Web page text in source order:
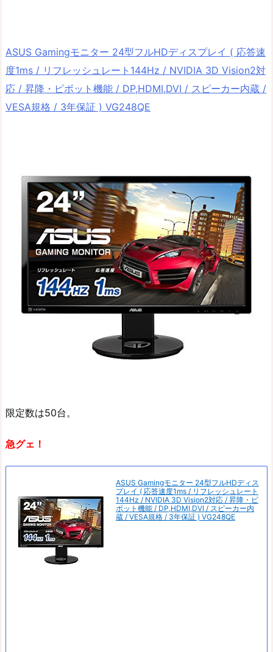
ASUS Gamingモニター 24型フルHDディスプレイ ( 応答速
度1ms / リフレッシュレート144Hz / NVIDIA 3D Vision2対
応 / 昇降・ピボット機能 / DP,HDMI,DVI / スピーカー内蔵 /
VESA規格 / 3年保証 ) VG248QE
限定数は50台。
急グェ！
ASUS Gamingモニター 24型フルHDディス
プレイ ( 応答速度1ms / リフレッシュレート
144Hz / NVIDIA 3D Vision2対応 / 昇降・ピ
ボット機能 / DP,HDMI,DVI / スピーカー内
蔵 / VESA規格 / 3年保証 ) VG248QE